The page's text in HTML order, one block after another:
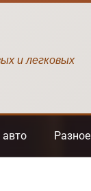
и легковых
Разное